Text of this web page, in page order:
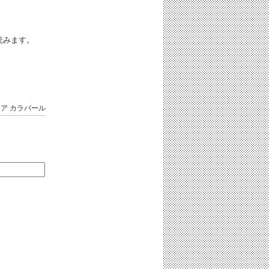
ます。
カラバール